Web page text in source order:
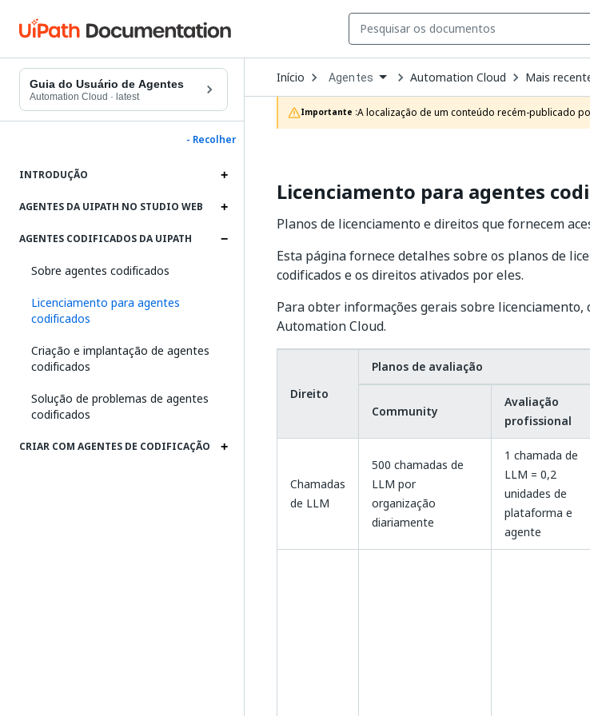
Guia do Usuário de Agentes
Automation Cloud · latest
- Recolher
INTRODUÇÃO
AGENTES DA UIPATH NO STUDIO WEB
AGENTES CODIFICADOS DA UIPATH
Sobre agentes codificados
Licenciamento para agentes
codificados
Criação e implantação de agentes
codificados
Solução de problemas de agentes
codificados
CRIAR COM AGENTES DE CODIFICAÇÃO
Início Open
Dropdown
to
choose
product
Agentes Automation Cloud Mais
Importante :A localização de um conteúdo recém-publicado
Licenciamento para agentes
Planos de licenciamento e direitos que fornecem
Esta página fornece detalhes sobre os planos de
codificados e os direitos ativados por eles.
Para obter informações gerais sobre licenciamento,
Automation Cloud.
Direito
Planos de avaliação
Community
Avaliação
profissional
Chamadas
de LLM
500 chamadas de
LLM por
organização
diariamente
1 chamada de
LLM = 0,2
unidades de
plataforma e
agente